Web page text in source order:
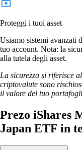
Proteggi i tuoi asset
Usiamo sistemi avanzati
tuo account. Nota: la
alla tutela degli asset.
La sicurezza si riferisce
criptovalute sono
il valore del tuo
Prezo iShares
Japan ETF in